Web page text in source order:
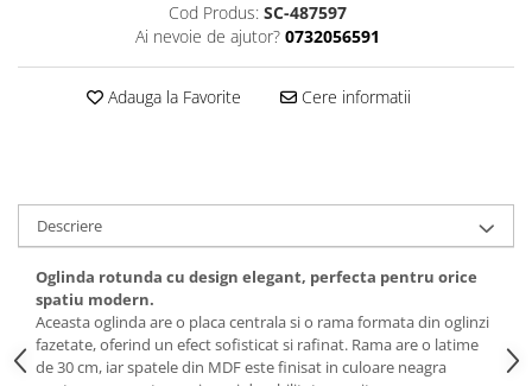
Cod Produs: SC-487597
Ai nevoie de ajutor? 0732056591
Adauga la Favorite Cere informatii
Descriere
Oglinda rotunda cu design elegant, perfecta pentru orice
spatiu modern.
Aceasta oglinda are o placa centrala si o rama formata din oglinzi
fazetate, oferind un efect sofisticat si rafinat. Rama are o latime
de 30 cm, iar spatele din MDF este finisat in culoare neagra